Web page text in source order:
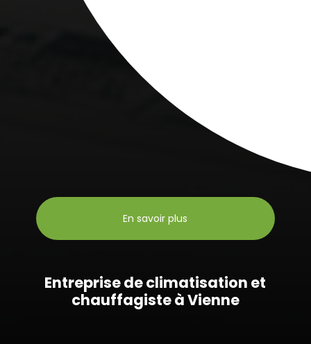
En savoir plus
Entreprise de climatisation et
chauffagiste à Vienne